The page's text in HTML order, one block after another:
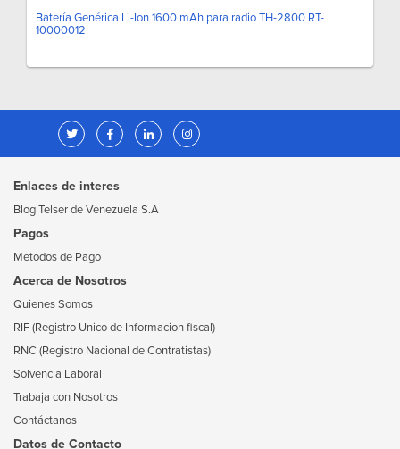
Batería Genérica Li-Ion 1600 mAh para radio TH-2800 RT-
10000012
Enlaces de interes
Blog Telser de Venezuela S.A
Pagos
Metodos de Pago
Acerca de Nosotros
Quienes Somos
RIF (Registro Unico de Informacion fiscal)
RNC (Registro Nacional de Contratistas)
Solvencia Laboral
Trabaja con Nosotros
Contáctanos
Datos de Contacto